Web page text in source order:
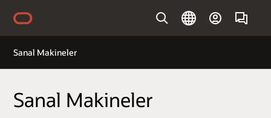
İçeriğe geç
Country
Sanal Makineler
Sanal Makineler